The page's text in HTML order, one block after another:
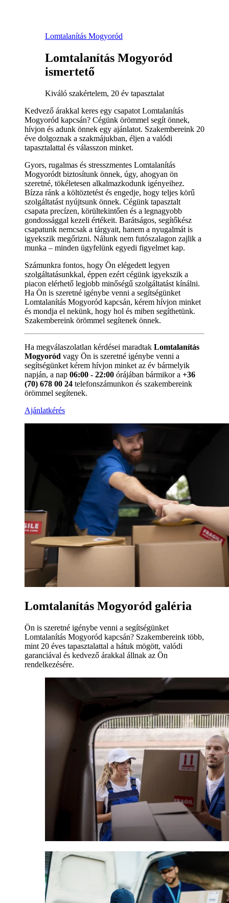
Lomtalanítás Mogyoród
Lomtalanítás Mogyoród
ismertető
Kiváló szakértelem, 20 év tapasztalat
Kedvező árakkal keres egy csapatot Lomtalanítás
Mogyoród kapcsán? Cégünk örömmel segít önnek,
hívjon és adunk önnek egy ajánlatot. Szakembereink 20
éve dolgoznak a szakmájukban, éljen a valódi
tapasztalattal és válasszon minket.
Gyors, rugalmas és stresszmentes Lomtalanítás
Mogyoródt biztosítunk önnek, úgy, ahogyan ön
szeretné, tökéletesen alkalmazkodunk igényeihez.
Bízza ránk a költöztetést és engedje, hogy teljes körű
szolgáltatást nyújtsunk önnek. Cégünk tapasztalt
csapata precízen, körültekintően és a legnagyobb
gondossággal kezeli értékeit. Barátságos, segítőkész
csapatunk nemcsak a tárgyait, hanem a nyugalmát is
igyekszik megőrizni. Nálunk nem futószalagon zajlik a
munka – minden ügyfelünk egyedi figyelmet kap.
Számunkra fontos, hogy Ön elégedett legyen
szolgáltatásunkkal, éppen ezért cégünk igyekszik a
piacon elérhető legjobb minőségű szolgáltatást kínálni.
Ha Ön is szeretné igénybe venni a segítségünket
Lomtalanítás Mogyoród kapcsán, kérem hívjon minket
és mondja el nekünk, hogy hol és miben segíthetünk.
Szakembereink örömmel segítenek önnek.
Ha megválaszolatlan kérdései maradtak Lomtalanítás
Mogyoród vagy Ön is szeretné igénybe venni a
segítségünket kérem hívjon minket az év bármelyik
napján, a nap 06:00 - 22:00 órájában bármikor a +36
(70) 678 00 24 telefonszámunkon és szakembereink
örömmel segítenek.
Ajánlatkérés
Lomtalanítás Mogyoród galéria
Ön is szeretné igénybe venni a segítségünket
Lomtalanítás Mogyoród kapcsán? Szakembereink több,
mint 20 éves tapasztalattal a hátuk mögött, valódi
garanciával és kedvező árakkal állnak az Ön
rendelkezésére.